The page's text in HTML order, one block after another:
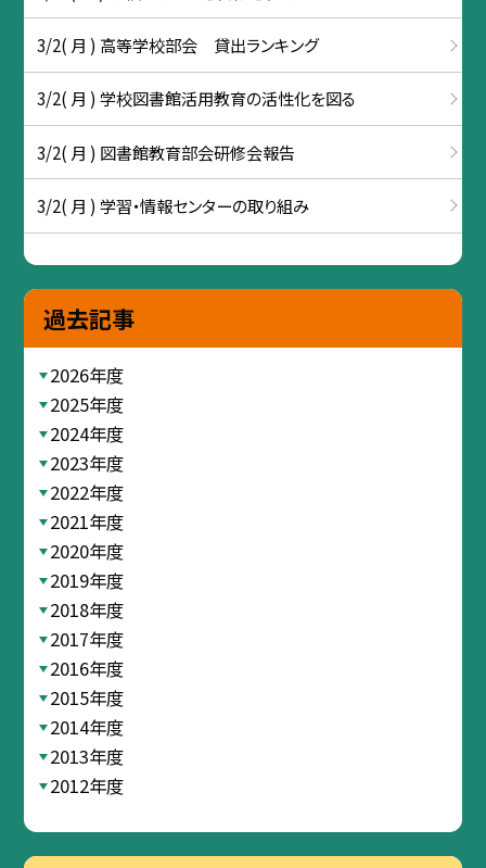
3/2( 月 ) 高等学校部会 貸出ランキング
3/2( 月 ) 学校図書館活用教育の活性化を図る
3/2( 月 ) 図書館教育部会研修会報告
3/2( 月 ) 学習・情報センターの取り組み
過去記事
2026年度
2025年度
2024年度
2023年度
2022年度
2021年度
2020年度
2019年度
2018年度
2017年度
2016年度
2015年度
2014年度
2013年度
2012年度